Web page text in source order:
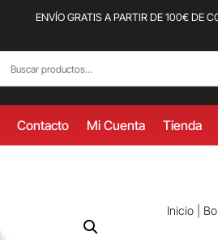
ENVÍO GRATIS A PARTIR DE 100€ DE
Contacto Mi Cuenta Tienda
Inicio|